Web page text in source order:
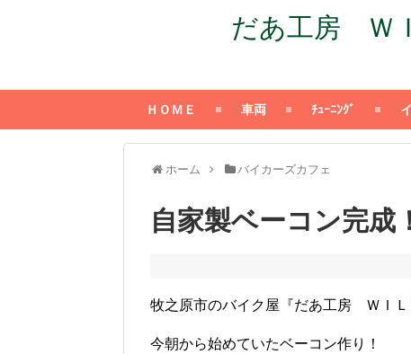
だあ工房 ＷＩ
ＨＯＭＥ 車両 ﾁｭｰﾆﾝｸﾞ
ホーム バイカーズカフェ
自家製ベーコン完成！
牧之原市のバイク屋『だあ工房 ＷＩＬ
今朝から始めていたベーコン作り！